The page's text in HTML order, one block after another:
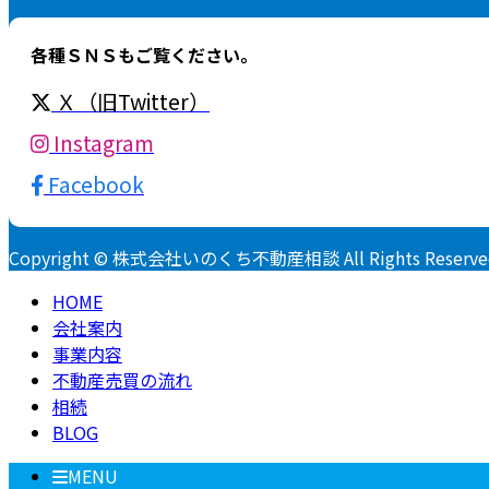
各種ＳＮＳもご覧ください。
Ｘ（旧Twitter）
Instagram
Facebook
Copyright © 株式会社いのくち不動産相談 All Rights
HOME
会社案内
事業内容
不動産売買の流れ
相続
BLOG
MENU